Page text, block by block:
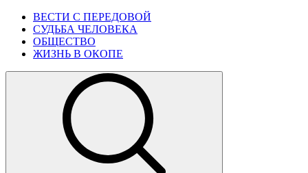
Skip
content
Primary
Menu
ВЕСТИ С ПЕРЕДОВОЙ
СУДЬБА ЧЕЛОВЕКА
ОБЩЕСТВО
ЖИЗНЬ В ОКОПЕ